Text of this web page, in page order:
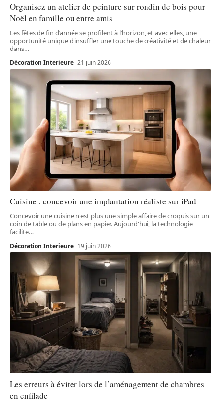
Organisez un atelier de peinture sur rondin de bois pour
Noël en famille ou entre amis
Les fêtes de fin d’année se profilent à l’horizon, et avec elles, une
opportunité unique d’insuffler une touche de créativité et de chaleur
dans…
Décoration Interieure 21 juin 2026
Cuisine : concevoir une implantation réaliste sur iPad
Concevoir une cuisine n'est plus une simple affaire de croquis sur un
coin de table ou de plans en papier. Aujourd'hui, la technologie
facilite…
Décoration Interieure 19 juin 2026
Les erreurs à éviter lors de l’aménagement de chambres
en enfilade